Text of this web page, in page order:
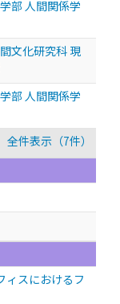
部 人間関係学
文化研究科 現
部 人間関係学
全件表示（7件）
ィスにおけるフ